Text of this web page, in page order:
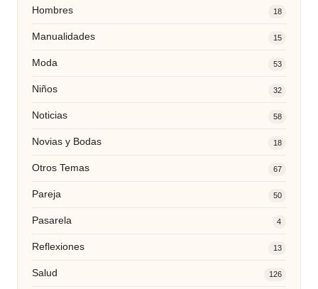
Hombres 18
Manualidades 15
Moda 53
Niños 32
Noticias 58
Novias y Bodas 18
Otros Temas 67
Pareja 50
Pasarela 4
Reflexiones 13
Salud 126